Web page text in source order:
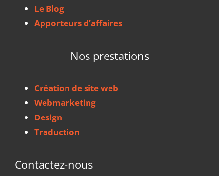
Le Blog
Apporteurs d’affaires
Nos prestations
Création de site web
Webmarketing
Design
Traduction
Contactez-nous